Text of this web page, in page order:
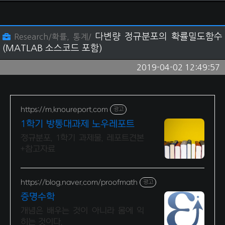
Research/확률, 통계/ 다변량 정규분포의 확률밀도함수
(MATLAB 소스코드 포함)
2019-04-02 12:49:57
https://m.knoureport.com 광고
1학기 방통대과제 노우레포트
정규분포, 1학기 과제물, 레포트견본
+참고자료
https://blog.naver.com/proofmath 광고
증명수학
개념은 배우는 것이 아니라 몸에 익
히는 것이다.